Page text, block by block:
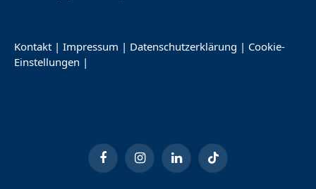
Kontakt | Impressum | Datenschutzerklärung | Cookie-
Einstellungen |
FacebookInstagramLinkedInTikTok